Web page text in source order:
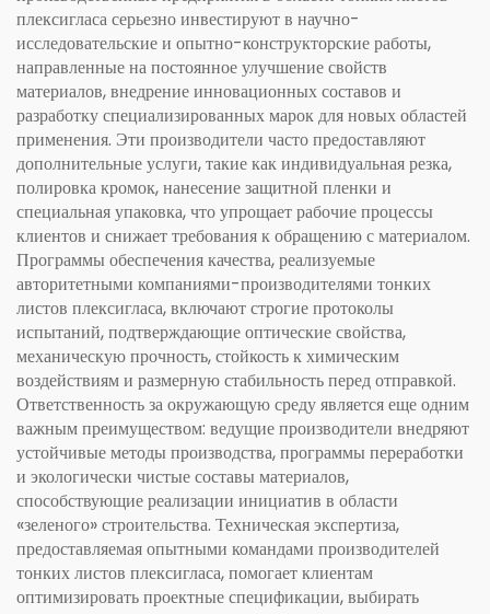
плексигласа серьезно инвестируют в научно-
исследовательские и опытно-конструкторские работы,
направленные на постоянное улучшение свойств
материалов, внедрение инновационных составов и
разработку специализированных марок для новых областей
применения. Эти производители часто предоставляют
дополнительные услуги, такие как индивидуальная резка,
полировка кромок, нанесение защитной пленки и
специальная упаковка, что упрощает рабочие процессы
клиентов и снижает требования к обращению с материалом.
Программы обеспечения качества, реализуемые
авторитетными компаниями-производителями тонких
листов плексигласа, включают строгие протоколы
испытаний, подтверждающие оптические свойства,
механическую прочность, стойкость к химическим
воздействиям и размерную стабильность перед отправкой.
Ответственность за окружающую среду является еще одним
важным преимуществом: ведущие производители внедряют
устойчивые методы производства, программы переработки
и экологически чистые составы материалов,
способствующие реализации инициатив в области
«зеленого» строительства. Техническая экспертиза,
предоставляемая опытными командами производителей
тонких листов плексигласа, помогает клиентам
оптимизировать проектные спецификации, выбирать